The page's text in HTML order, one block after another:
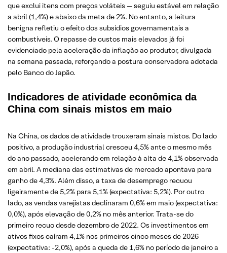
que exclui itens com preços voláteis — seguiu estável em relação
a abril (1,4%) e abaixo da meta de 2%. No entanto, a leitura
benigna refletiu o efeito dos subsídios governamentais a
combustíveis. O repasse de custos mais elevados já foi
evidenciado pela aceleração da inflação ao produtor, divulgada
na semana passada, reforçando a postura conservadora adotada
pelo Banco do Japão.
Indicadores de atividade econômica da
China com sinais mistos em maio
Na China, os dados de atividade trouxeram sinais mistos. Do lado
positivo, a produção industrial cresceu 4,5% ante o mesmo mês
do ano passado, acelerando em relação à alta de 4,1% observada
em abril. A mediana das estimativas de mercado apontava para
ganho de 4,3%. Além disso, a taxa de desemprego recuou
ligeiramente de 5,2% para 5,1% (expectativa: 5,2%). Por outro
lado, as vendas varejistas declinaram 0,6% em maio (expectativa:
0,0%), após elevação de 0,2% no mês anterior. Trata-se do
primeiro recuo desde dezembro de 2022. Os investimentos em
ativos fixos caíram 4,1% nos primeiros cinco meses de 2026
(expectativa: -2,0%), após a queda de 1,6% no período de janeiro a